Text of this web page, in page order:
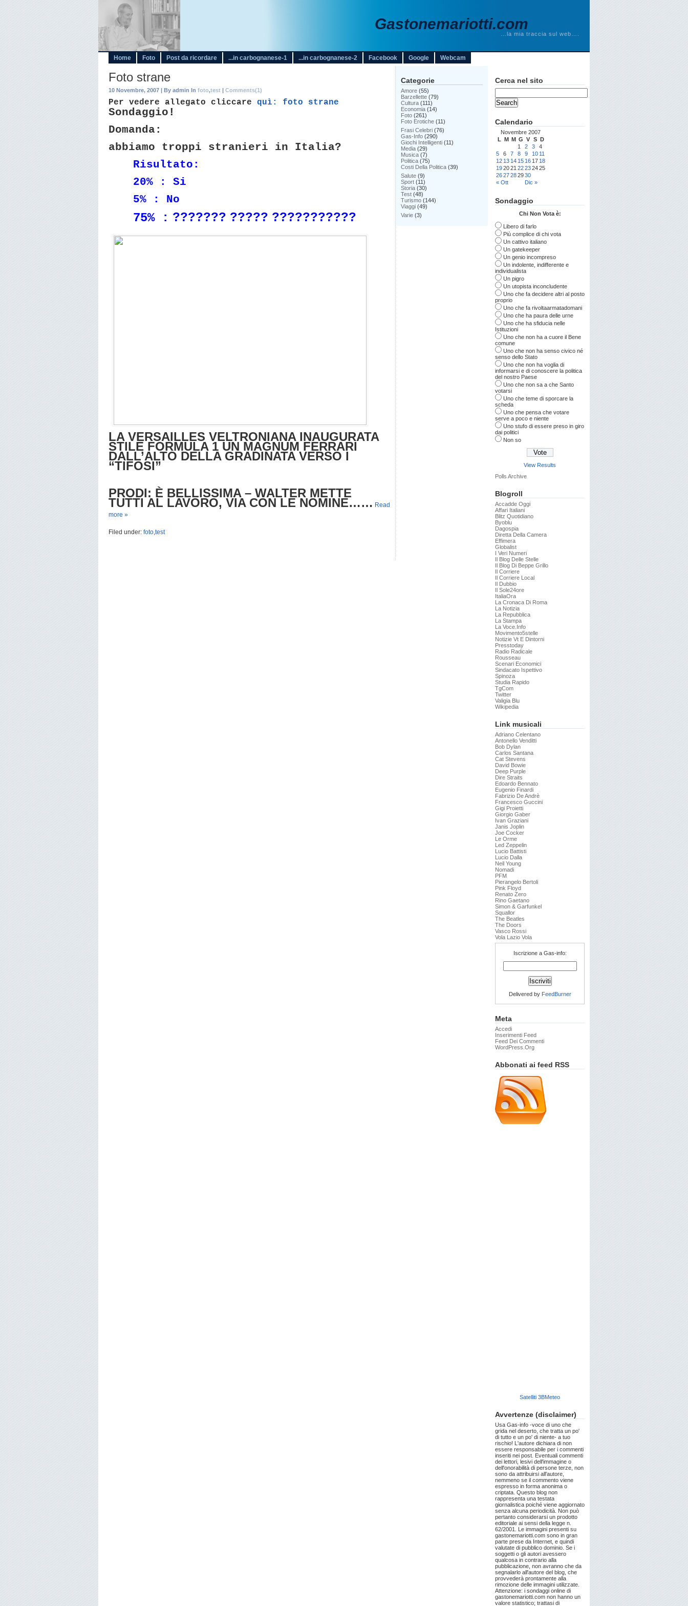
Gastonemariotti.com
…la mia traccia sul web….
Home Foto Post da ricordare ...in carbognanese-1 ...in carbognanese-2 Facebook Google Webcam
Foto strane
10 Novembre, 2007 | By admin In foto,test | Comments(1)
Per vedere allegato cliccare quì: foto strane
Sondaggio!
Domanda:
abbiamo troppi stranieri in Italia?
Risultato:
20% : Si
5% : No
75% : ??????????? ????? ???????
LA VERSAILLES VELTRONIANA INAUGURATA
STILE FORMULA 1 UN MAGNUM FERRARI
DALL’ALTO DELLA GRADINATA VERSO I
“TIFOSI”
PRODI: È BELLISSIMA – WALTER METTE
TUTTI AL LAVORO, VIA CON LE NOMINE…… Read
more »
Filed under: foto,test
Categorie
Amore (55)
Barzellette (79)
Cultura (111)
Economia (14)
Foto (261)
Foto Erotiche (11)
Frasi Celebri (76)
Gas-Info (290)
Giochi Intelligenti (11)
Media (29)
Musica (7)
Politica (75)
Costi Della Politica (39)
Salute (9)
Sport (11)
Storia (30)
Test (48)
Turismo (144)
Viaggi (49)
Varie (3)
Cerca nel sito
Calendario
Novembre 2007
L M M G V S D
« Ott Dic »
1 2 3
4
5
6 7 8 9 10 11
12 13 14 15 16 17 18
192021 22232425
2627282930
Sondaggio
Chi Non Vota è:
Libero di farlo
Più complice di chi vota
Un cattivo italiano
Un gatekeeper
Un genio incompreso
Un indolente, indifferente e
individualista
Un pigro
Un utopista inconcludente
Uno che fa decidere altri al posto
proprio
Uno che fa rivoltaarmatadomani
Uno che ha paura delle urne
Uno che ha sfiducia nelle
Istituzioni
Uno che non ha a cuore il Bene
comune
Uno che non ha senso civico né
senso dello Stato
Uno che non ha voglia di
informarsi e di conoscere la politica
del nostro Paese
Uno che non sa a che Santo
votarsi
Uno che teme di sporcare la
scheda
Uno che pensa che votare
serve a poco e niente
Uno stufo di essere preso in giro
dai politici
Non so
View Results
Polls Archive
Blogroll
Accadde Oggi
Affari Italiani
Blitz Quotidiano
Byoblu
Dagospia
Diretta Della Camera
Effimera
Globalist
I Veri Numeri
Il Blog Delle Stelle
Il Blog Di Beppe Grillo
Il Corriere
Il Corriere Local
Il Dubbio
Il Sole24ore
ItaliaOra
La Cronaca Di Roma
La Notizia
La Repubblica
La Stampa
La Voce.info
Movimento5stelle
Notizie Vt E Dintorni
Presstoday
Radio Radicale
Rousseau
Scenari Economici
Sindacato Ispettivo
Spinoza
Studia Rapido
TgCom
Twitter
Valigia Blu
Wikipedia
Link musicali
Adriano Celentano
Antonello Venditti
Bob Dylan
Carlos Santana
Cat Stevens
David Bowie
Deep Purple
Dire Straits
Edoardo Bennato
Eugenio Finardi
Fabrizio De Andrè
Francesco Guccini
Gigi Proietti
Giorgio Gaber
Ivan Graziani
Janis Joplin
Joe Cocker
Le Orme
Led Zeppelin
Lucio Battisti
Lucio Dalla
Neil Young
Nomadi
PFM
Pierangelo Bertoli
Pink Floyd
Renato Zero
Rino Gaetano
Simon & Garfunkel
Squallor
The Beatles
The Doors
Vasco Rossi
Vola Lazio Vola
Iscrizione a Gas-info:
Delivered by FeedBurner
Meta
Accedi
Inserimenti Feed
Feed Dei Commenti
WordPress.org
Abbonati ai feed RSS
Satelliti 3BMeteo
Avvertenze (disclaimer)
Usa Gas-info -voce di uno che
grida nel deserto, che tratta un po'
di tutto e un po' di niente- a tuo
rischio! L'autore dichiara di non
essere responsabile per i commenti
inseriti nei post. Eventuali commenti
dei lettori, lesivi dell'immagine o
dell'onorabilità di persone terze, non
sono da attribuirsi all'autore,
nemmeno se il commento viene
espresso in forma anonima o
criptata. Questo blog non
rappresenta una testata
giornalistica poiché viene aggiornato
senza alcuna periodicità. Non può
pertanto considerarsi un prodotto
editoriale ai sensi della legge n.
62/2001. Le immagini presenti su
gastonemariotti.com sono in gran
parte prese da Internet, e quindi
valutate di pubblico dominio. Se i
soggetti o gli autori avessero
qualcosa in contrario alla
pubblicazione, non avranno che da
segnalarlo all'autore del blog, che
provvederà prontamente alla
rimozione delle immagini utilizzate.
Attenzione: i sondaggi online di
gastonemariotti.com non hanno un
valore statistico; trattasi di